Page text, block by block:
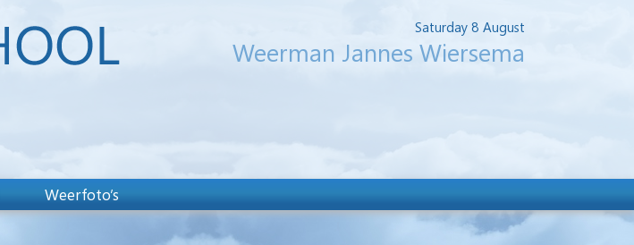
Saturday 8 August
Weerman Jannes Wiersema
Weerfoto’s